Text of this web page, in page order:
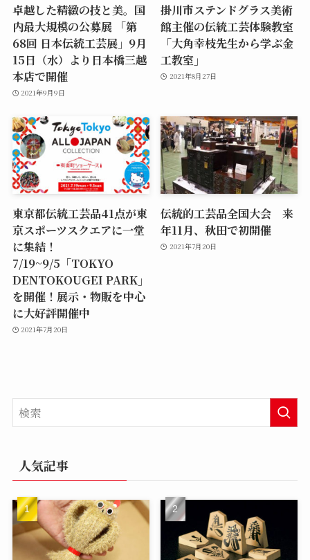
卓越した精緻の技と美。国
内最大規模の公募展 「第
68回 日本伝統工芸展」9月
15日（水）より日本橋三越
本店で開催
2021年9月9日
掛川市ステンドグラス美術
館主催の伝統工芸体験教室
「大角幸枝先生から学ぶ金
工教室」
2021年8月27日
東京都伝統工芸品41点が東
京スポーツスクエアに一堂
に集結！
7/19~9/5「TOKYO
DENTOKOUGEI PARK」
を開催！展示・物販を中心
に大好評開催中
2021年7月20日
伝統的工芸品全国大会 来
年11月、秋田で初開催
2021年7月20日
人気記事